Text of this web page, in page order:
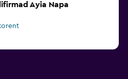
Ayia Napa